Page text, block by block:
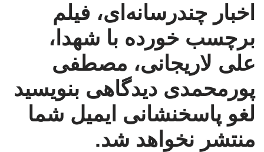
اخبار چندرسانه‌ای، فیلم
برچسب خورده با شهدا ،
علی لاریجانی، مصطفی
پورمحمدی دیدگاهی بنویسید
لغو پاسخنشانی ایمیل شما
منتشر نخواهد شد.